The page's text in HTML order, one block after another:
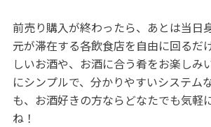
前売り購入が終わったら、あとは当日
元が滞在する各飲食店を自由に回るだ
しいお酒や、お酒に合う肴をお楽しみ
にシンプルで、分かりやすいシステム
も、お酒好きの方ならどなたでも気軽
ね！